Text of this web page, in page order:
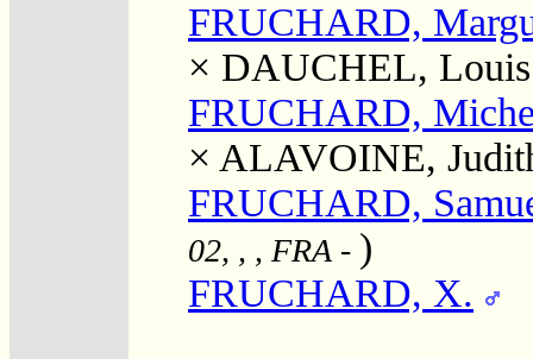
FRUCHARD,
× DAUCHEL, Louis
FRUCHARD,
× ALAVOINE,
FRUCHARD,
02, , , FRA - )
FRUCHARD, X.